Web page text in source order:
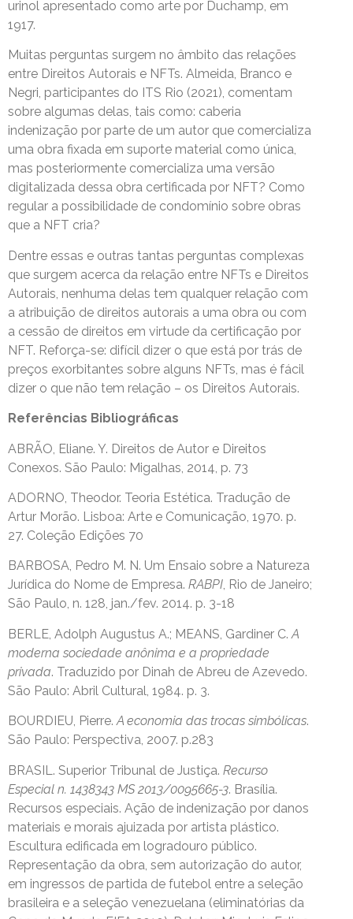
urinol apresentado como arte por Duchamp, em
1917.
Muitas perguntas surgem no âmbito das relações
entre Direitos Autorais e NFTs. Almeida, Branco e
Negri, participantes do ITS Rio (2021), comentam
sobre algumas delas, tais como: caberia
indenização por parte de um autor que comercializa
uma obra fixada em suporte material como única,
mas posteriormente comercializa uma versão
digitalizada dessa obra certificada por NFT? Como
regular a possibilidade de condomínio sobre obras
que a NFT cria?
Dentre essas e outras tantas perguntas complexas
que surgem acerca da relação entre NFTs e Direitos
Autorais, nenhuma delas tem qualquer relação com
a atribuição de direitos autorais a uma obra ou com
a cessão de direitos em virtude da certificação por
NFT. Reforça-se: difícil dizer o que está por trás de
preços exorbitantes sobre alguns NFTs, mas é fácil
dizer o que não tem relação – os Direitos Autorais.
Referências Bibliográficas
ABRÃO, Eliane. Y. Direitos de Autor e Direitos
Conexos. São Paulo: Migalhas, 2014, p. 73
ADORNO, Theodor. Teoria Estética. Tradução de
Artur Morão. Lisboa: Arte e Comunicação, 1970. p.
27. Coleção Edições 70
BARBOSA, Pedro M. N. Um Ensaio sobre a Natureza
Jurídica do Nome de Empresa. RABPI, Rio de Janeiro;
São Paulo, n. 128, jan./fev. 2014. p. 3-18
BERLE, Adolph Augustus A.; MEANS, Gardiner C. A
moderna sociedade anônima e a propriedade
privada. Traduzido por Dinah de Abreu de Azevedo.
São Paulo: Abril Cultural, 1984. p. 3.
BOURDIEU, Pierre.A economia das trocas simbólicas.
São Paulo: Perspectiva, 2007. p.283
BRASIL. Superior Tribunal de Justiça. Recurso
Especial n. 1438343 MS 2013/0095665-3. Brasília.
Recursos especiais. Ação de indenização por danos
materiais e morais ajuizada por artista plástico.
Escultura edificada em logradouro público.
Representação da obra, sem autorização do autor,
em ingressos de partida de futebol entre a seleção
brasileira e a seleção venezuelana (eliminatórias da